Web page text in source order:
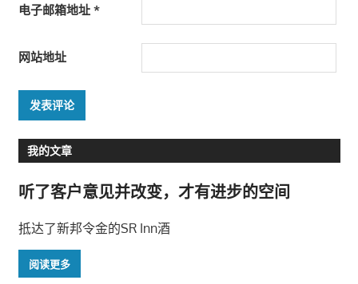
电子邮箱地址 *
网站地址
我的文章
听了客户意见并改变，才有进步的空间
抵达了新邦令金的SR Inn酒
阅读更多